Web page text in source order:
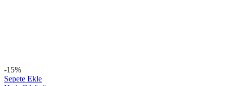
-15%
Sepete Ekle